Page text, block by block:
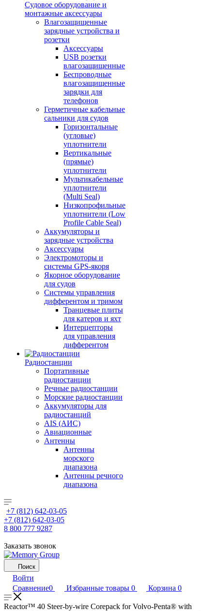
Судовое оборудование и
монтажные аксессуары
Влагозащищенные
зарядные устройства и
розетки
Аксессуары
USB розетки
влагозащищенные
Беспроводные
влагозащищенные
зарядки для
телефонов
Герметичные кабельные
сальники для судов
Горизонтальные
(угловые)
уплотнители
Вертикальные
(прямые)
уплотнители
Мультикабельные
уплотнители
(Multi Seal)
Низкопрофильные
уплотнители (Low
Profile Cable Seal)
Аккумуляторы и
зарядные устройства
Аксессуары
Электромоторы и
системы GPS-якоря
Якорное оборудование
для судов
Системы управления
дифферентом и тримом
Транцевые плиты
для катеров и яхт
Интерцепторы
для управления
дифферентом
Радиостанции
Портативные
радиостанции
Речные радиостанции
Морские радиостанции
Аккумуляторы для
радиостанций
AIS (АИС)
Авиационные
Антенны
Антенны
морского
диапазона
Антенны речного
диапазона
+7 (812) 642-03-05
+7 (812) 642-03-05
8 800 777 9287
Заказать звонок
Поиск
Войти
Сравнение0 Избранные товары 0 Корзина 0
Reactor™ 40 Steer-by-wire Corepack for Volvo-Penta® with